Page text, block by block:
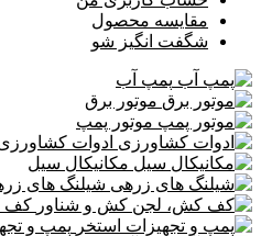
مقایسه محصول
شگفت انگیز شو
پمپ آب
موتور برق
موتور پمپ
ادوات
مکانیکال سیل
شیلنگ های
کف
پمپ و